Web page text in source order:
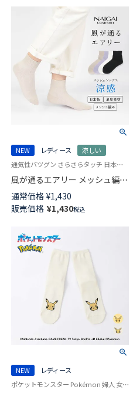
NEW レディース
涼しい
通気性バツグン さらさらタッチ 日本製 女性 婦人 靴下 ナイガイ コンフォート
風が通るエアリー メッシュ編み
サステナブル ショート丈 ソッ
クス 消臭素材 レディース
NAIGAI COMFORT 03022217
通常価格 ¥1,430
販売価格 ¥1,430税込
NEW
レディース
ポケットモンスター Pokémon 婦人 女性 ギフト プレゼント